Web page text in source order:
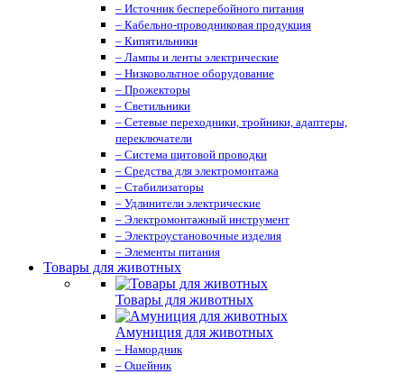
– Источник бесперебойного питания
– Кабельно-проводниковая продукция
– Кипятильники
– Лампы и ленты электрические
– Низковольтное оборудование
– Прожекторы
– Светильники
– Сетевые переходники, тройники, адаптеры,
переключатели
– Система щитовой проводки
– Средства для электромонтажа
– Стабилизаторы
– Удлинители электрические
– Электромонтажный инструмент
– Электроустановочные изделия
– Элементы питания
Товары для животных
Товары для животных
Амуниция для животных
– Намордник
– Ошейник